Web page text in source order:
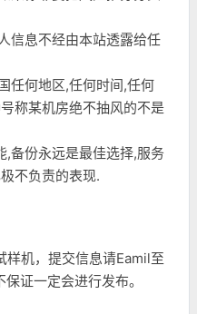
信息不经由本站透露给任
任何地区,任何时间,任何
称某机房绝不抽风的不是
,备份永远是最佳选择,服务
不负责的表现.
样机，提交信息请Eamil至
保证一定会进行发布。